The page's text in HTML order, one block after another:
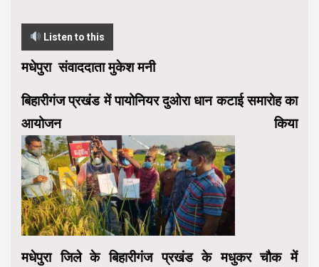
Listen to this
मधेपुरा संवाददाता मुकेश मनी
बिहारीगंज प्रखंड में पायोनियर दुओरा धान कटाई समारोह का
आयोजन किया
मधेपुरा जिले के बिहारीगंज प्रखंड के मधुकर चौक में